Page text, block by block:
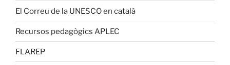
El Correu de la UNESCO en català
Recursos pedagògics APLEC
FLAREP